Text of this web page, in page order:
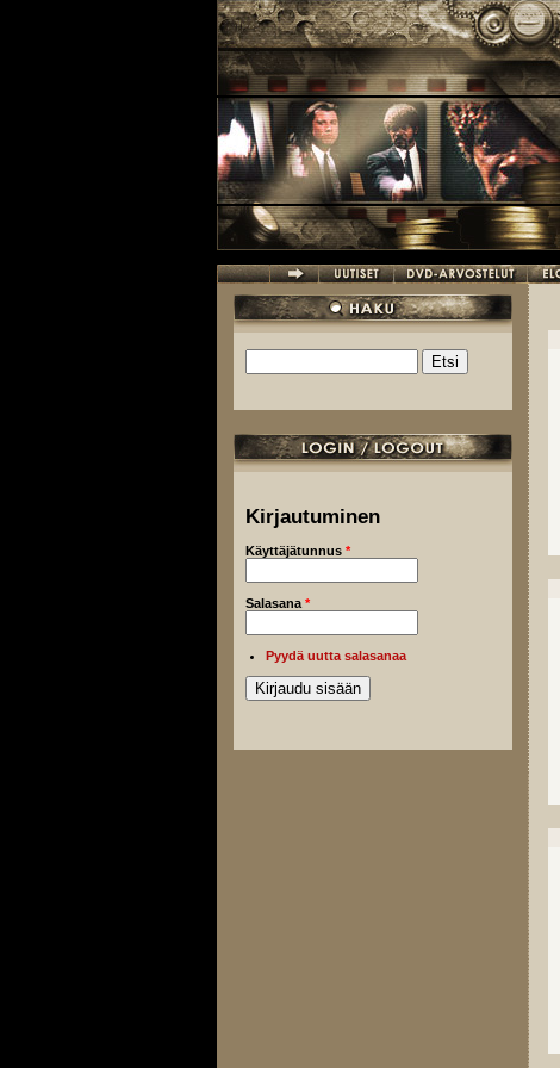
Hakulomake
Kirjautuminen
Käyttäjätunnus *
Salasana *
Pyydä uutta salasanaa